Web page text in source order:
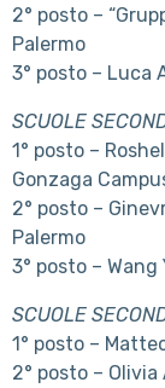
2° posto –
Palermo
3° posto – Luca
SCUOLE
1° posto –
Gonzaga
2° posto –
Palermo
3° posto – Wang
SCUOLE
1° posto –
2° posto –